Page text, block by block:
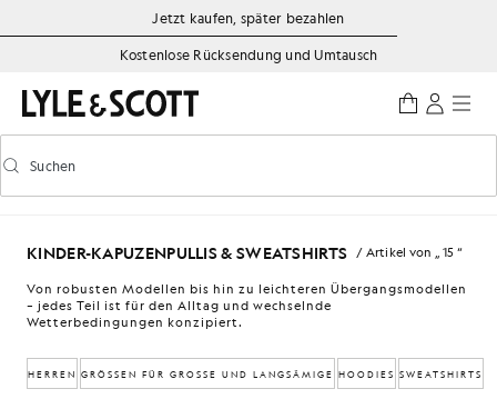
Zum Hauptinhalt springen
Informationen zur Barrierefreiheit
Jetzt kaufen, später bezahlen
Kostenlose Rücksendung und Umtausch
Vorausschauende Suche ein-/ausschalten
Suchen
KINDER-KAPUZENPULLIS & SWEATSHIRTS / Artikel von „ 15 “
Von robusten Modellen bis hin zu leichteren Übergangsmodellen
– jedes Teil ist für den Alltag und wechselnde
Wetterbedingungen konzipiert.
HERREN GRÖSSEN FÜR GROSSE UND LANGSÄMIGE HOODIES SWEATSHIRTS